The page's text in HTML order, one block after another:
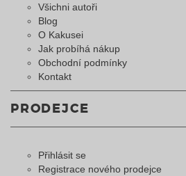
Všichni autoři
Blog
O Kakusei
Jak probíhá nákup
Obchodní podmínky
Kontakt
PRODEJCE
Přihlásit se
Registrace nového prodejce